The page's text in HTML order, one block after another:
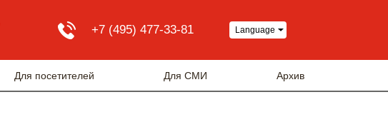
+7 (495) 477-33-81 Language
Для посетителей Для СМИ Архив